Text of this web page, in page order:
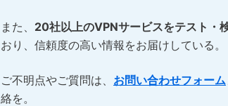
また、 20社以上のVPNサービスをテスト・
おり、信頼度の高い情報をお届けしている。
ご不明点やご質問は、 お問い合わせフォーム
絡を。